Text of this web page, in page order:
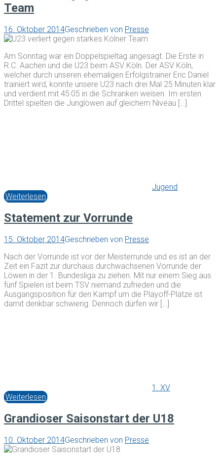
Team
16. Oktober 2014Geschrieben von Presse
Am Sonntag war ein Doppelspieltag angesagt. Die Erste in
R.C. Aachen und die U23 beim ASV Köln. Der ASV Köln,
welcher durch unseren ehemaligen Erfolgstrainer Eric Daniel
trainiert wird, konnte unsere U23 nach drei Mal 25 Minuten klar
und verdient mit 45:05 in die Schranken weisen. Im ersten
Drittel spielten die Junglöwen auf gleichem Niveau […]
Jugend
Weiterlesen
Statement zur Vorrunde
15. Oktober 2014Geschrieben von Presse
Nach der Vorrunde ist vor der Meisterrunde und es ist an der
Zeit ein Fazit zur durchaus durchwachsenen Vorrunde der
Löwen in der 1. Bundesliga zu ziehen. Mit nur einem Sieg aus
fünf Spielen ist beim TSV niemand zufrieden und die
Ausgangsposition für den Kampf um die Playoff-Plätze ist
damit denkbar schwierig. Dennoch dürfen wir […]
1. XV
Weiterlesen
Grandioser Saisonstart der U18
10. Oktober 2014Geschrieben von Presse